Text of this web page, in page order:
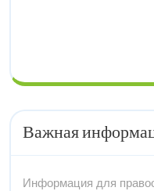
Важная
Информация для